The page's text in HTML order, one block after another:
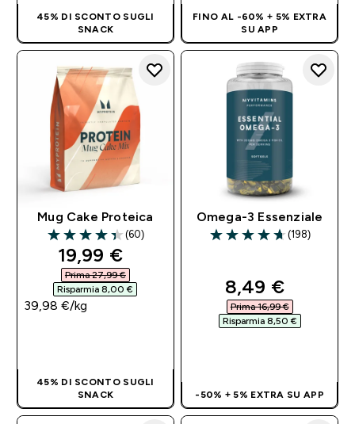
45% DI SCONTO SUGLI
SNACK
FINO AL -60% + 5% EXTRA
SU APP
Mug Cake Proteica
4.35 out of 5 stars
(60)
discounted price
19,99 €‎
Prima 27,99 €‎
Risparmia 8,00 €‎
39,98 €‎/kg
45% DI SCONTO SUGLI
SNACK
Omega-3 Essenziale
4.69 out of 5 stars
(198)
discounted
8,49 €‎
Prima 16,99 €‎
Risparmia 8,50 €‎
-50% + 5% EXTRA SU APP